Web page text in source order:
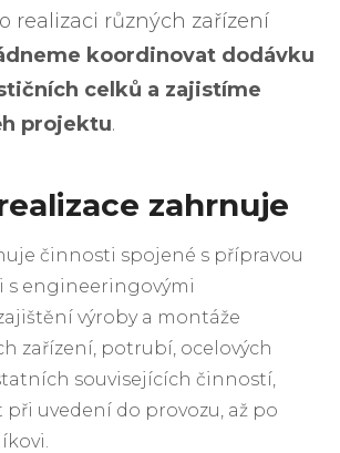
realizaci různých zařízení
koordinovat dodávku
celků a zajistíme
projektu.
zahrnuje
činnosti spojené s přípravou
s engineeringovými
výroby a montáže
zařízení, potrubí, ocelových
souvisejících činností,
při uvedení do provozu, až po